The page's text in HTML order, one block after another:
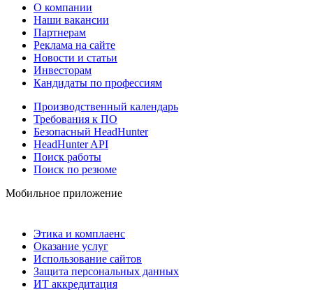
О компании
Наши вакансии
Партнерам
Реклама на сайте
Новости и статьи
Инвесторам
Кандидаты по профессиям
Производственный календарь
Требования к ПО
Безопасный HeadHunter
HeadHunter API
Поиск работы
Поиск по резюме
Мобильное приложение
Этика и комплаенс
Оказание услуг
Использование сайтов
Защита персональных данных
ИТ аккредитация